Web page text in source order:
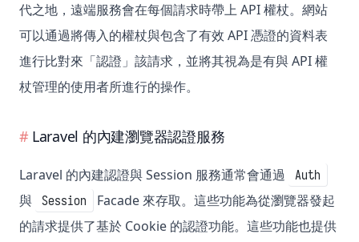
代之地，遠端服務會在每個請求時帶上 API 權杖。網站
可以通過將傳入的權杖與包含了有效 API 憑證的資料表
進行比對來「認證」該請求，並將其視為是有與 API 權
杖管理的使用者所進行的操作。
Laravel 的內建瀏覽器認證服務
Laravel 的內建認證與 Session 服務通常會通過 Auth
與 Session
Facade 來存取。這些功能為從瀏覽器發起
的請求提供了基於 Cookie 的認證功能。這些功能也提供